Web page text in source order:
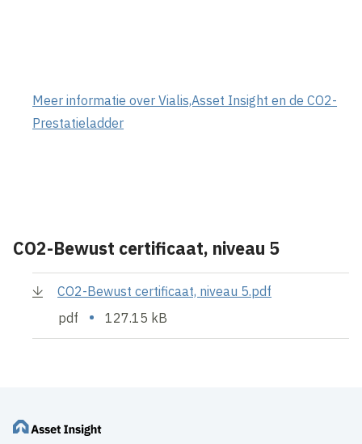
Meer informatie over Vialis,Asset Insight en de CO2-
Prestatieladder
CO2-Bewust certificaat, niveau 5
CO2-Bewust certificaat, niveau 5.pdf
pdf
• 127.15 kB